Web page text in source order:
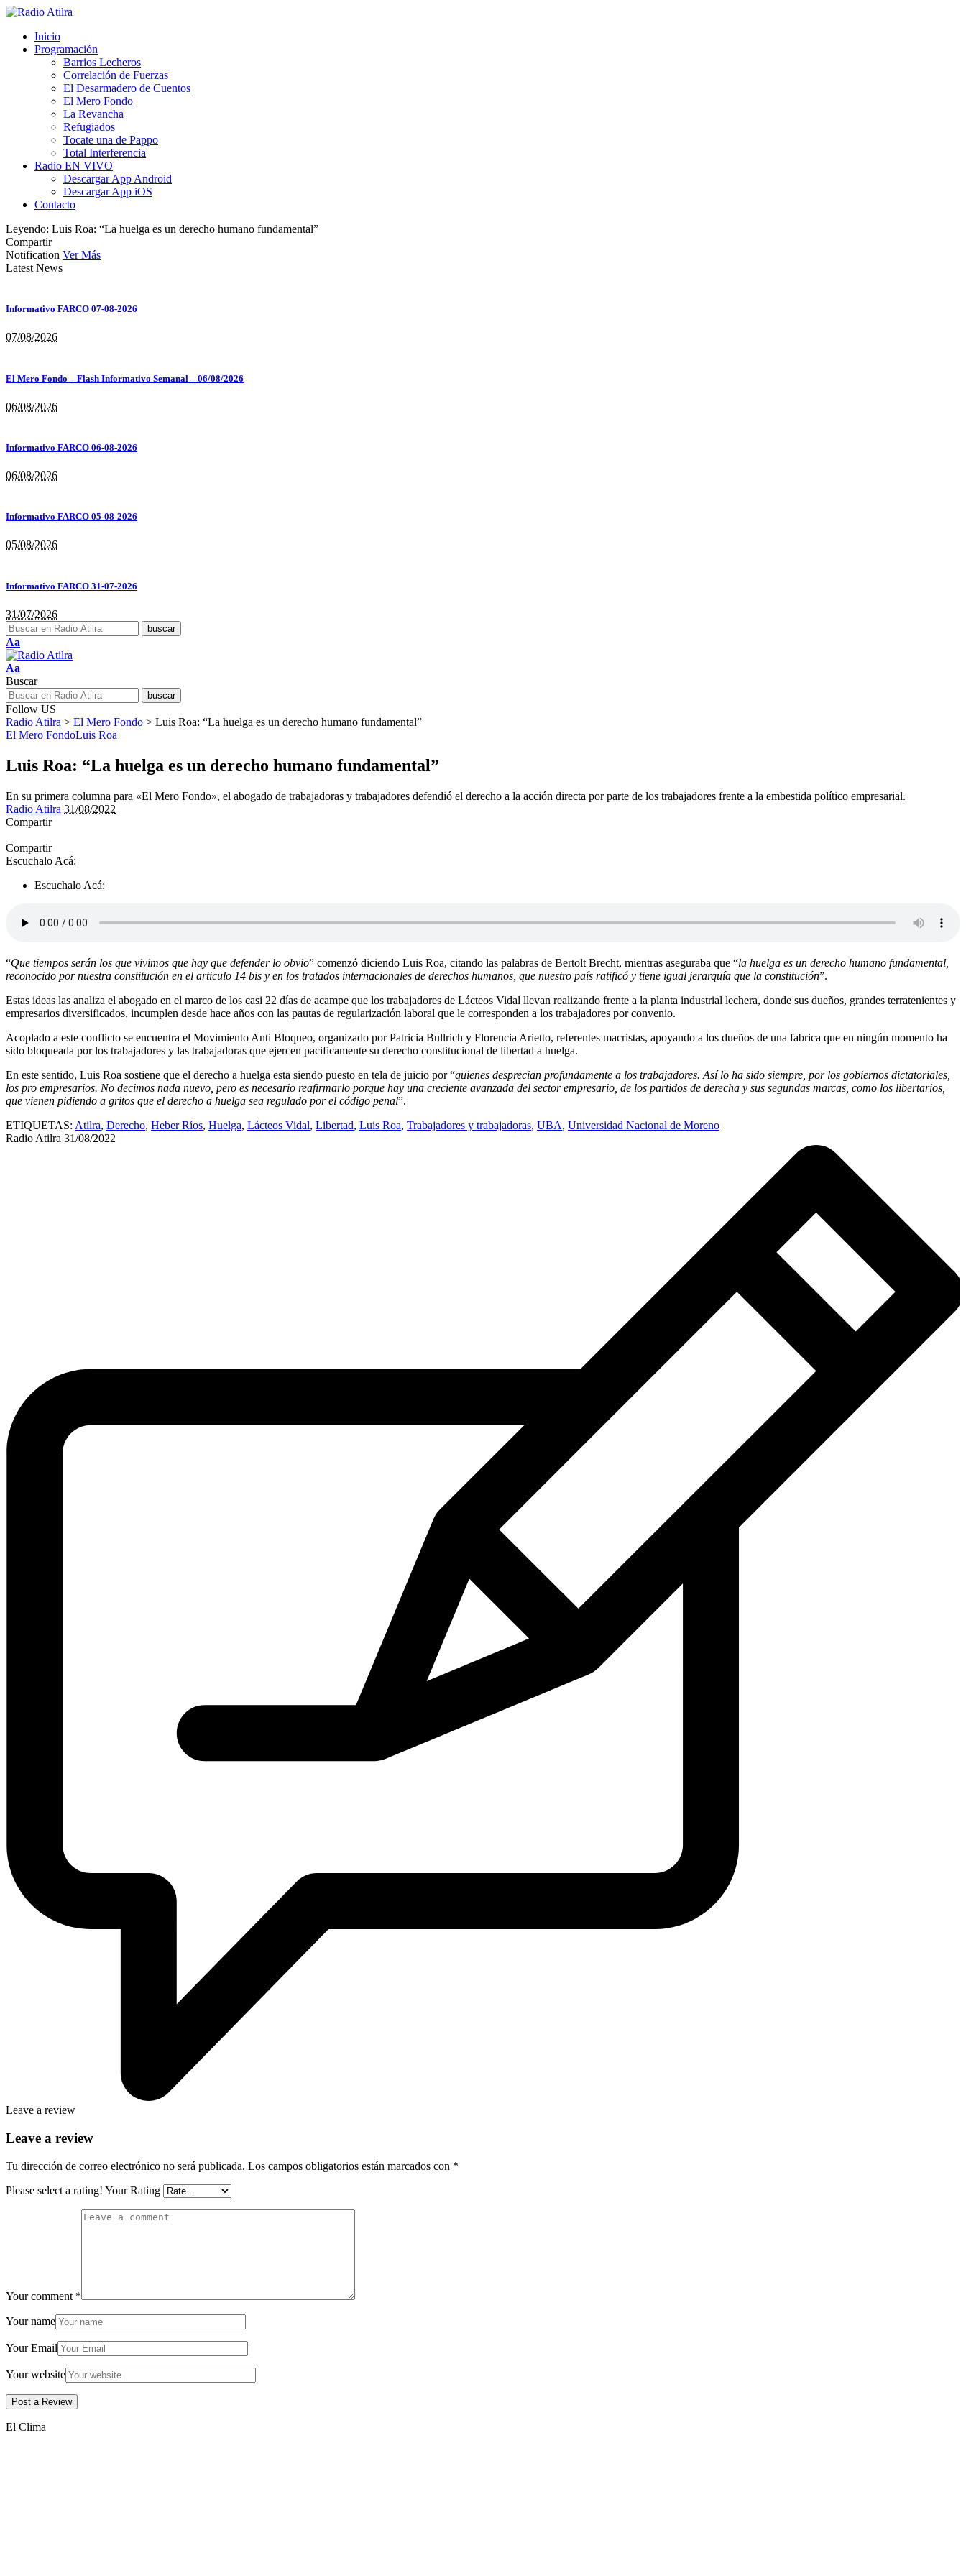
Inicio
Programación
Barrios Lecheros
Correlación de Fuerzas
El Desarmadero de Cuentos
El Mero Fondo
La Revancha
Refugiados
Tocate una de Pappo
Total Interferencia
Radio EN VIVO
Descargar App Android
Descargar App iOS
Contacto
Leyendo: Luis Roa: “La huelga es un derecho humano fundamental”
Compartir
Notification Ver Más
Latest News
Informativo FARCO 07-08-2026
07/08/2026
El Mero Fondo – Flash Informativo Semanal – 06/08/2026
06/08/2026
Informativo FARCO 06-08-2026
06/08/2026
Informativo FARCO 05-08-2026
05/08/2026
Informativo FARCO 31-07-2026
31/07/2026
Aa
Aa
Buscar
Follow US
Radio Atilra > El Mero Fondo > Luis Roa: “La huelga es un derecho humano fundamental”
El Mero FondoLuis Roa
Luis Roa: “La huelga es un derecho humano fundamental”
En su primera columna para «El Mero Fondo», el abogado de trabajadoras y trabajadores defendió el derecho a la acción directa por parte de los trabajadores frente a la embestida político empresarial.
Radio Atilra 31/08/2022
Compartir
Compartir
Escuchalo Acá:
Escuchalo Acá:
“Que tiempos serán los que vivimos que hay que defender lo obvio” comenzó diciendo Luis Roa, citando las palabras de Bertolt Brecht, mientras aseguraba que “la huelga es un derecho humano fundamental,
reconocido por nuestra constitución en el articulo 14 bis y en los tratados internacionales de derechos humanos, que nuestro país ratificó y tiene igual jerarquía que la constitución”.
Estas ideas las analiza el abogado en el marco de los casi 22 días de acampe que los trabajadores de Lácteos Vidal llevan realizando frente a la planta industrial lechera, donde sus dueños, grandes terratenientes y
empresarios diversificados, incumplen desde hace años con las pautas de regularización laboral que le corresponden a los trabajadores por convenio.
Acoplado a este conflicto se encuentra el Movimiento Anti Bloqueo, organizado por Patricia Bullrich y Florencia Arietto, referentes macristas, apoyando a los dueños de una fabrica que en ningún momento ha
sido bloqueada por los trabajadores y las trabajadoras que ejercen pacificamente su derecho constitucional de libertad a huelga.
En este sentido, Luis Roa sostiene que el derecho a huelga esta siendo puesto en tela de juicio por “quienes desprecian profundamente a los trabajadores. Así lo ha sido siempre, por los gobiernos dictatoriales,
los pro empresarios. No decimos nada nuevo, pero es necesario reafirmarlo porque hay una creciente avanzada del sector empresario, de los partidos de derecha y sus segundas marcas, como los libertarios,
que vienen pidiendo a gritos que el derecho a huelga sea regulado por el código penal”.
ETIQUETAS: Atilra, Derecho, Heber Ríos, Huelga, Lácteos Vidal, Libertad, Luis Roa, Trabajadores y trabajadoras, UBA, Universidad Nacional de Moreno
Radio Atilra 31/08/2022
Leave a review
Leave a review
Tu dirección de correo electrónico no será publicada. Los campos obligatorios están marcados con *
Please select a rating! Your Rating
Your comment *
Your name
Your Email
Your website
El Clima